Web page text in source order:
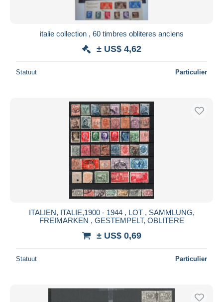
italie collection , 60 timbres obliteres anciens
± US$ 4,62
Statuut Particulier
ITALIEN, ITALIE,1900 - 1944 , LOT , SAMMLUNG,
FREIMARKEN , GESTEMPELT, OBLITERE
± US$ 0,69
Statuut Particulier